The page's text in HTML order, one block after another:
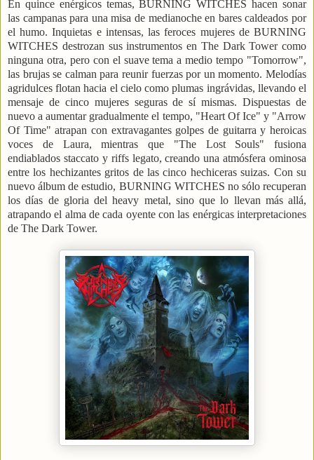
En quince enérgicos temas, BURNING WITCHES hacen sonar
las campanas para una misa de medianoche en bares caldeados por
el humo. Inquietas e intensas, las feroces mujeres de BURNING
WITCHES destrozan sus instrumentos en The Dark Tower como
ninguna otra, pero con el suave tema a medio tempo "Tomorrow",
las brujas se calman para reunir fuerzas por un momento. Melodías
agridulces flotan hacia el cielo como plumas ingrávidas, llevando el
mensaje de cinco mujeres seguras de sí mismas. Dispuestas de
nuevo a aumentar gradualmente el tempo, "Heart Of Ice" y "Arrow
Of Time" atrapan con extravagantes golpes de guitarra y heroicas
voces de Laura, mientras que "The Lost Souls" fusiona
endiablados staccato y riffs legato, creando una atmósfera ominosa
entre los hechizantes gritos de las cinco hechiceras suizas. Con su
nuevo álbum de estudio, BURNING WITCHES no sólo recuperan
los días de gloria del heavy metal, sino que lo llevan más allá,
atrapando el alma de cada oyente con las enérgicas interpretaciones
de The Dark Tower.